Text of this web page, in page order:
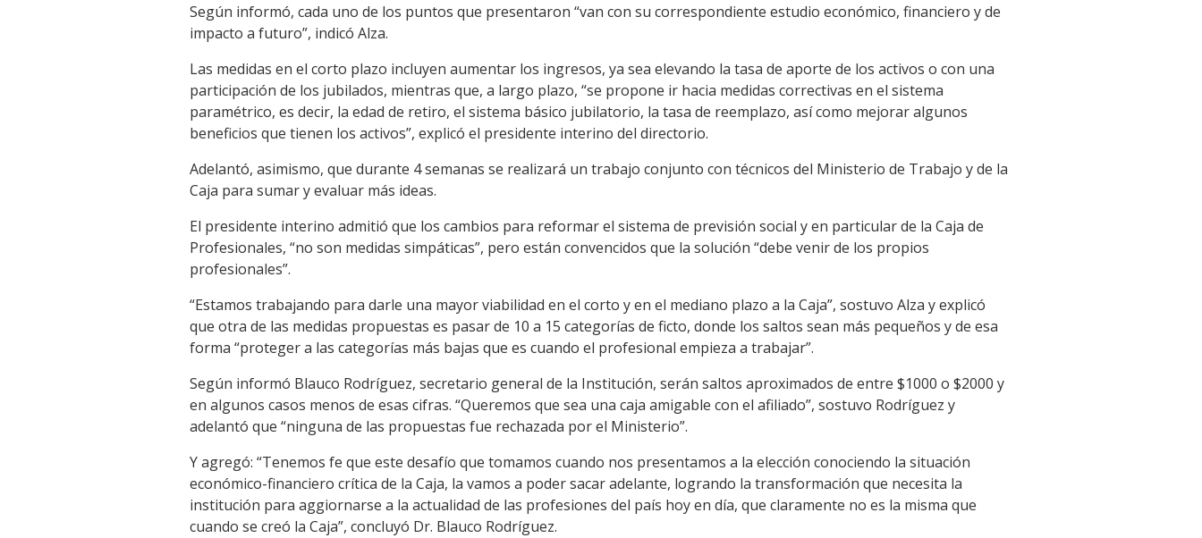
Según informó, cada uno de los puntos que presentaron “van con su correspondiente estudio económico, financiero y de
impacto a futuro”, indicó Alza.
Las medidas en el corto plazo incluyen aumentar los ingresos, ya sea elevando la tasa de aporte de los activos o con una
participación de los jubilados, mientras que, a largo plazo, “se propone ir hacia medidas correctivas en el sistema
paramétrico, es decir, la edad de retiro, el sistema básico jubilatorio, la tasa de reemplazo, así como mejorar algunos
beneficios que tienen los activos”, explicó el presidente interino del directorio.
Adelantó, asimismo, que durante 4 semanas se realizará un trabajo conjunto con técnicos del Ministerio de Trabajo y de la
Caja para sumar y evaluar más ideas.
El presidente interino admitió que los cambios para reformar el sistema de previsión social y en particular de la Caja de
Profesionales, “no son medidas simpáticas”, pero están convencidos que la solución “debe venir de los propios
profesionales”.
“Estamos trabajando para darle una mayor viabilidad en el corto y en el mediano plazo a la Caja”, sostuvo Alza y explicó
que otra de las medidas propuestas es pasar de 10 a 15 categorías de ficto, donde los saltos sean más pequeños y de esa
forma “proteger a las categorías más bajas que es cuando el profesional empieza a trabajar”.
Según informó Blauco Rodríguez, secretario general de la Institución, serán saltos aproximados de entre $1000 o $2000 y
en algunos casos menos de esas cifras. “Queremos que sea una caja amigable con el afiliado”, sostuvo Rodríguez y
adelantó que “ninguna de las propuestas fue rechazada por el Ministerio”.
Y agregó: “Tenemos fe que este desafío que tomamos cuando nos presentamos a la elección conociendo la situación
económico-financiero crítica de la Caja, la vamos a poder sacar adelante, logrando la transformación que necesita la
institución para aggiornarse a la actualidad de las profesiones del país hoy en día, que claramente no es la misma que
cuando se creó la Caja”, concluyó Dr. Blauco Rodríguez.